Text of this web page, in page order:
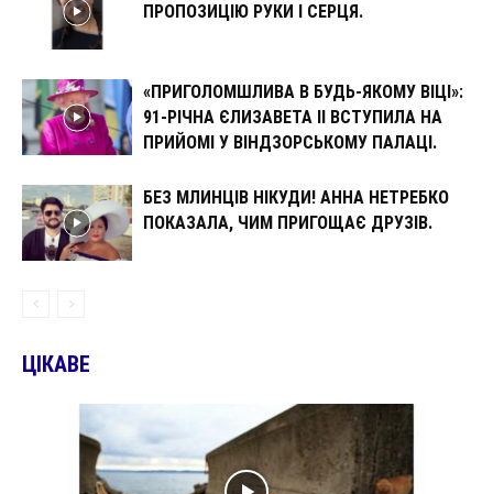
ПРОПОЗИЦІЮ РУКИ І СЕРЦЯ.
«ПРИГОЛОМШЛИВА В БУДЬ-ЯКОМУ ВІЦІ»:
91-РІЧНА ЄЛИЗАВЕТА II ВСТУПИЛА НА
ПРИЙОМІ У ВІНДЗОРСЬКОМУ ПАЛАЦІ.
БЕЗ МЛИНЦІВ НІКУДИ! АННА НЕТРЕБКО
ПОКАЗАЛА, ЧИМ ПРИГОЩАЄ ДРУЗІВ.
ЦІКАВЕ